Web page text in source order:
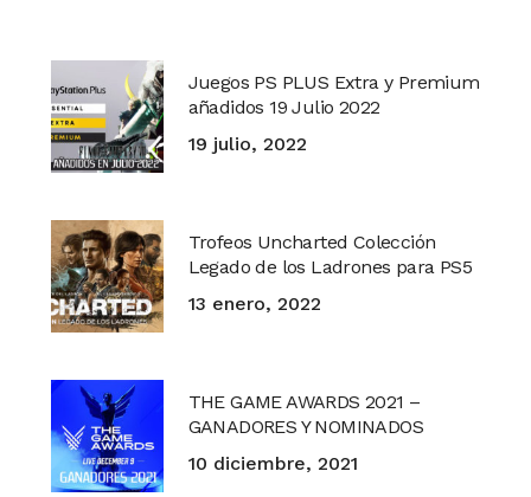
Juegos PS PLUS Extra y Premium
añadidos 19 Julio 2022
19 julio, 2022
Trofeos Uncharted Colección
Legado de los Ladrones para PS5
13 enero, 2022
THE GAME AWARDS 2021 –
GANADORES Y NOMINADOS
10 diciembre, 2021